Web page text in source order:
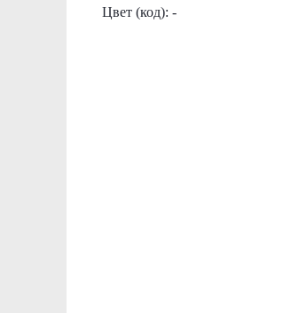
Цвет (код): -